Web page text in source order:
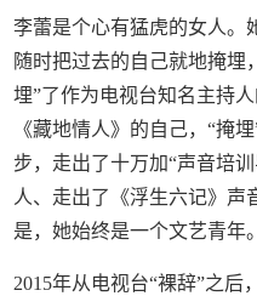
李蕾是个心有猛虎的女人。
随时把过去的自己就地掩埋
埋”了作为电视台知名主持
《藏地情人》的自己，“掩
步，走出了十万加“声音培
人、走出了《浮生六记》
是，她始终是一个文艺青年。
2015年从电视台“裸辞”之后